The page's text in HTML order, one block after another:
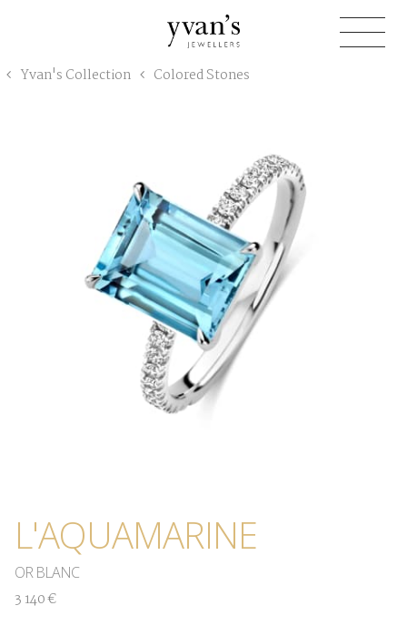
Jewellers
Yvan's Collection Colored Stones
L'AQUAMARINE
OR BLANC
3 140 €